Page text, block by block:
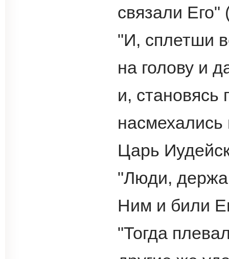
связали
"И, сплетши
на голову и
и,
Царь
"Люди,
Ним и били
"Тогда